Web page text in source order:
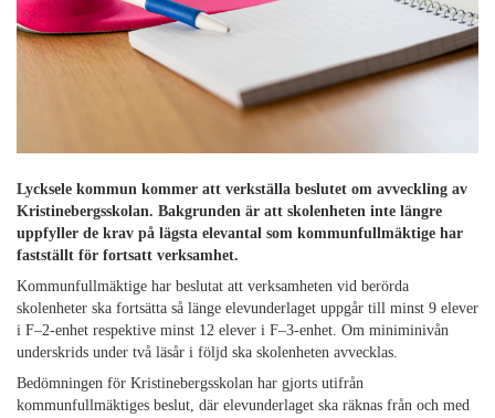
Lycksele kommun kommer att verkställa beslutet om avveckling av
Kristinebergsskolan. Bakgrunden är att skolenheten inte längre
uppfyller de krav på lägsta elevantal som kommunfullmäktige har
fastställt för fortsatt verksamhet.
Kommunfullmäktige har beslutat att verksamheten vid berörda
skolenheter ska fortsätta så länge elevunderlaget uppgår till minst 9 elever
i F–2-enhet respektive minst 12 elever i F–3-enhet. Om miniminivån
underskrids under två läsår i följd ska skolenheten avvecklas.
Bedömningen för Kristinebergsskolan har gjorts utifrån
kommunfullmäktiges beslut, där elevunderlaget ska räknas från och med